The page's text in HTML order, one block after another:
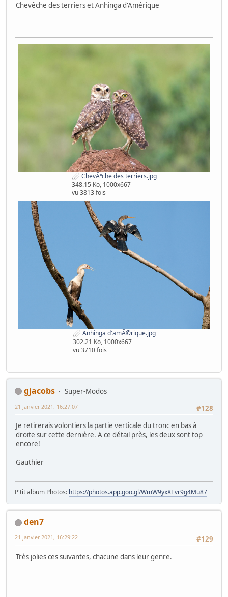
Chevêche des terriers et Anhinga d'Amérique
ChevÃªche des terriers.jpg
348.15 Ko, 1000x667
vu 3813 fois
Anhinga d'amÃ©rique.jpg
302.21 Ko, 1000x667
vu 3710 fois
gjacobs
Super-Modos
#128
21 Janvier 2021, 16:27:07
Je retirerais volontiers la partie verticale du tronc en bas à
droite sur cette dernière. A ce détail près, les deux sont top
encore!
Gauthier
P'tit album Photos: https://photos.app.goo.gl/WmW9yxXEvr9g4Mu87
den7
#129
21 Janvier 2021, 16:29:22
Très jolies ces suivantes, chacune dans leur genre.